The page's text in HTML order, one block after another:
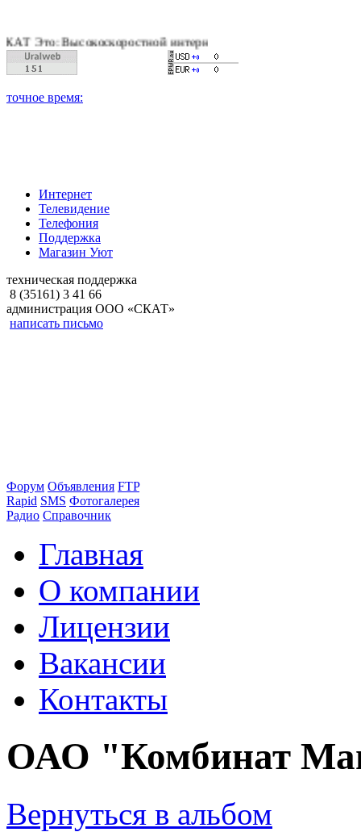
интернет, качественное цифровое и
Интернет
Телевидение
Телефония
Поддержка
Магазин Уют
техническая поддержка
8 (35161) 3 41 66
администрация ООО «СКАТ»
написать письмо
Форум Объявления FTP
Rapid SMS Фотогалерея
Радио Справочник
Главная
О компании
Лицензии
Вакансии
Контакты
ОАО "Комбинат
Вернуться в альбом